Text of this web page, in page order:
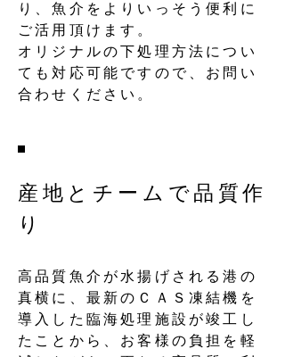
り、魚介をよりいっそう便利に
ご活用頂けます。
​オリジナルの下処理方法につい
ても対応可能ですので、お問い
合わせください。
産地とチームで品質作
り
高品質魚介が水揚げされる港の
真横に、最新のＣＡＳ凍結機を
導入した臨海処理施設が竣工し
たことから、お客様の負担を軽